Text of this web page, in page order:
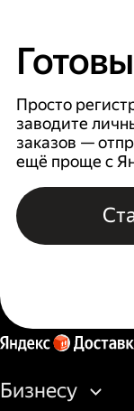
Просто
заводите
заказов —
ещё проще с
Бизнесу